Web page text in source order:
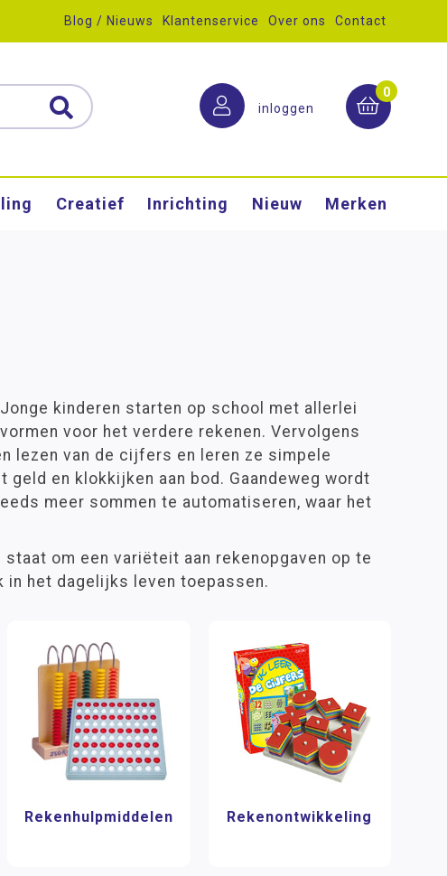
Blog / Nieuws Klantenservice Over ons Contact
inloggen
0
Creatief Inrichting Nieuw Merken
kinderen starten op school met allerlei
voor het verdere rekenen. Vervolgens
lezen van de cijfers en leren ze simpele
geld en klokkijken aan bod. Gaandeweg wordt
meer sommen te automatiseren, waar het
om een variëteit aan rekenopgaven op te
in het dagelijks leven toepassen.
Rekenhulpmiddelen Rekenontwikkeling